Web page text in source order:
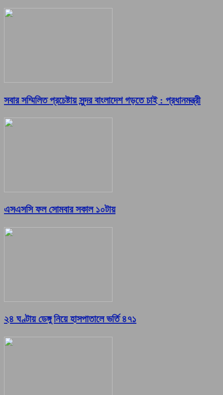
সবার সম্মিলিত প্রচেষ্টায় সুন্দর বাংলাদেশ গড়তে চাই : প্রধানমন্ত্রী
এসএসসি ফল সোমবার সকাল ১০টায়
২৪ ঘণ্টায় ডেঙ্গু নিয়ে হাসপাতালে ভর্তি ৪৭১